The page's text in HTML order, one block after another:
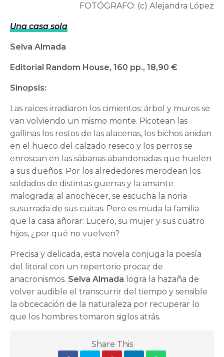
FOTÓGRAFO: (c) Alejandra López
Una casa sola
Selva Almada
Editorial Random House, 160 pp., 18,90 €
Sinopsis:
Las raíces irradiaron los cimientos: árbol y muros se
van volviendo un mismo monte. Picotean las
gallinas los restos de las alacenas, los bichos anidan
en el hueco del calzado reseco y los perros se
enroscan en las sábanas abandonadas que huelen
a sus dueños. Por los alrededores merodean los
soldados de distintas guerras y la amante
malograda: al anochecer, se escucha la noria
susurrada de sus cuitas. Pero es muda la familia
que la casa añorar: Lucero, su mujer y sus cuatro
hijos, ¿por qué no vuelven?
Precisa y delicada, esta novela conjuga la poesía
del litoral con un repertorio procaz de
anacronismos. Selva Almada logra la hazaña de
volver audible el transcurrir del tiempo y sensible
la obcecación de la naturaleza por recuperar lo
que los hombres tomaron siglos atrás.
Share This